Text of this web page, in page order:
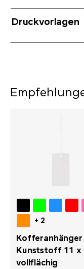
Druckvorlagen
+ 2
Kofferanhänger
Kunststoff 11 x
vollflächig